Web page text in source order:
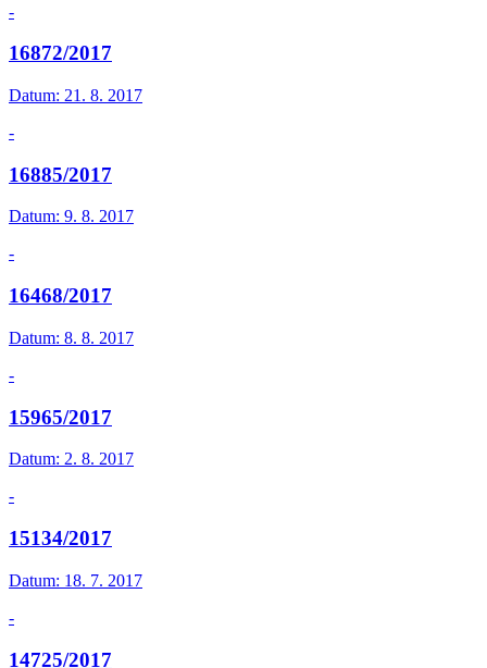
-
16872/2017
Datum: 21. 8. 2017
-
16885/2017
Datum: 9. 8. 2017
-
16468/2017
Datum: 8. 8. 2017
-
15965/2017
Datum: 2. 8. 2017
-
15134/2017
Datum: 18. 7. 2017
-
14725/2017